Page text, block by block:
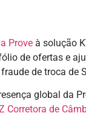
Prove à solução
de ofertas e
de troca de
global da
Corretora de